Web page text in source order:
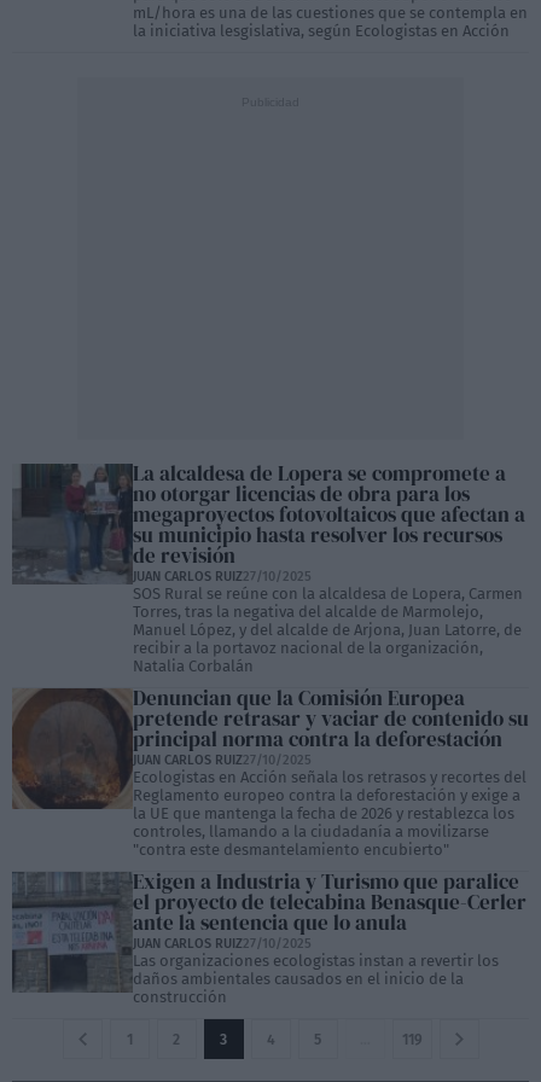
mL/hora es una de las cuestiones que se contempla en
la iniciativa lesgislativa, según Ecologistas en Acción
La alcaldesa de Lopera se compromete a
no otorgar licencias de obra para los
megaproyectos fotovoltaicos que afectan a
su municipio hasta resolver los recursos
de revisión
JUAN CARLOS RUIZ27/10/2025
SOS Rural se reúne con la alcaldesa de Lopera, Carmen
Torres, tras la negativa del alcalde de Marmolejo,
Manuel López, y del alcalde de Arjona, Juan Latorre, de
recibir a la portavoz nacional de la organización,
Natalia Corbalán
Denuncian que la Comisión Europea
pretende retrasar y vaciar de contenido su
principal norma contra la deforestación
JUAN CARLOS RUIZ27/10/2025
Ecologistas en Acción señala los retrasos y recortes del
Reglamento europeo contra la deforestación y exige a
la UE que mantenga la fecha de 2026 y restablezca los
controles, llamando a la ciudadanía a movilizarse
"contra este desmantelamiento encubierto"
Exigen a Industria y Turismo que paralice
el proyecto de telecabina Benasque-Cerler
ante la sentencia que lo anula
JUAN CARLOS RUIZ27/10/2025
Las organizaciones ecologistas instan a revertir los
daños ambientales causados en el inicio de la
construcción
1 2 3 4 5 119